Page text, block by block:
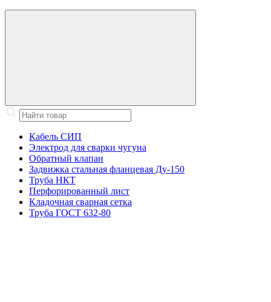
Кабель СИП
Электрод для сварки чугуна
Обратный клапан
Задвижка стальная фланцевая Ду-150
Труба НКТ
Перфорированный лист
Кладочная сварная сетка
Труба ГОСТ 632-80